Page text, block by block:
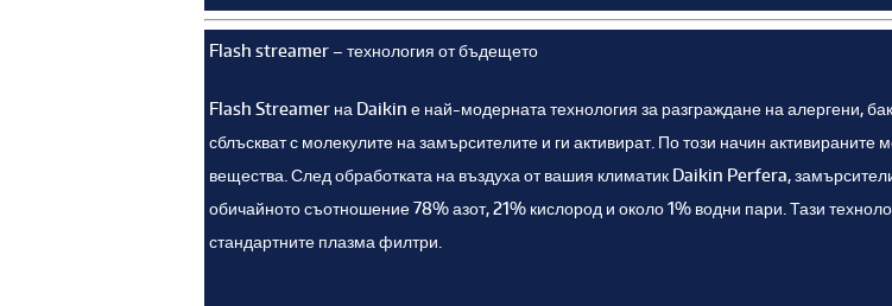
Flash streamer – технология от бъдещето
Flash Streamer на Daikin е най-модерната технология за разграждане на алергени,
сблъскват с молекулите на замърсителите и ги активират. По този начин
вещества. След обработката на въздуха от вашия климатик Daikin Perfera,
обичайното съотношение 78% азот, 21% кислород и около 1% водни пари. Тази
стандартните плазма филтри.